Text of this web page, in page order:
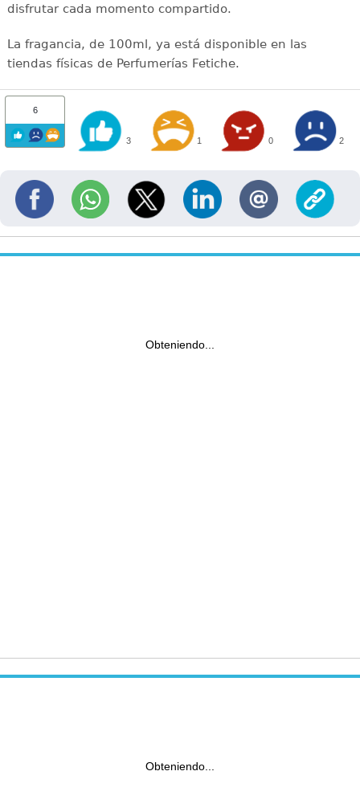
disfrutar cada momento compartido.
La fragancia, de 100ml, ya está disponible en las
tiendas físicas de Perfumerías Fetiche.
6
3 1 0 2
Obteniendo...
Obteniendo...